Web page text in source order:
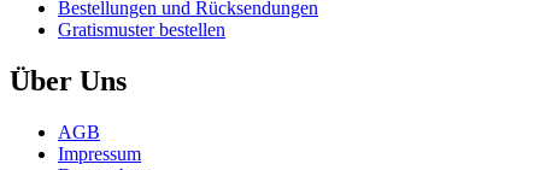
Bestellungen und Rücksendungen
Gratismuster bestellen
Über Uns
AGB
Impressum